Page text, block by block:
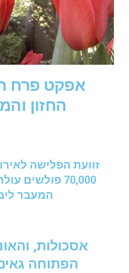
אפקט פרח
החזון
זוועת הפלישה
70,000 פולשים
המעבר
אסכולות,
הפתוחה